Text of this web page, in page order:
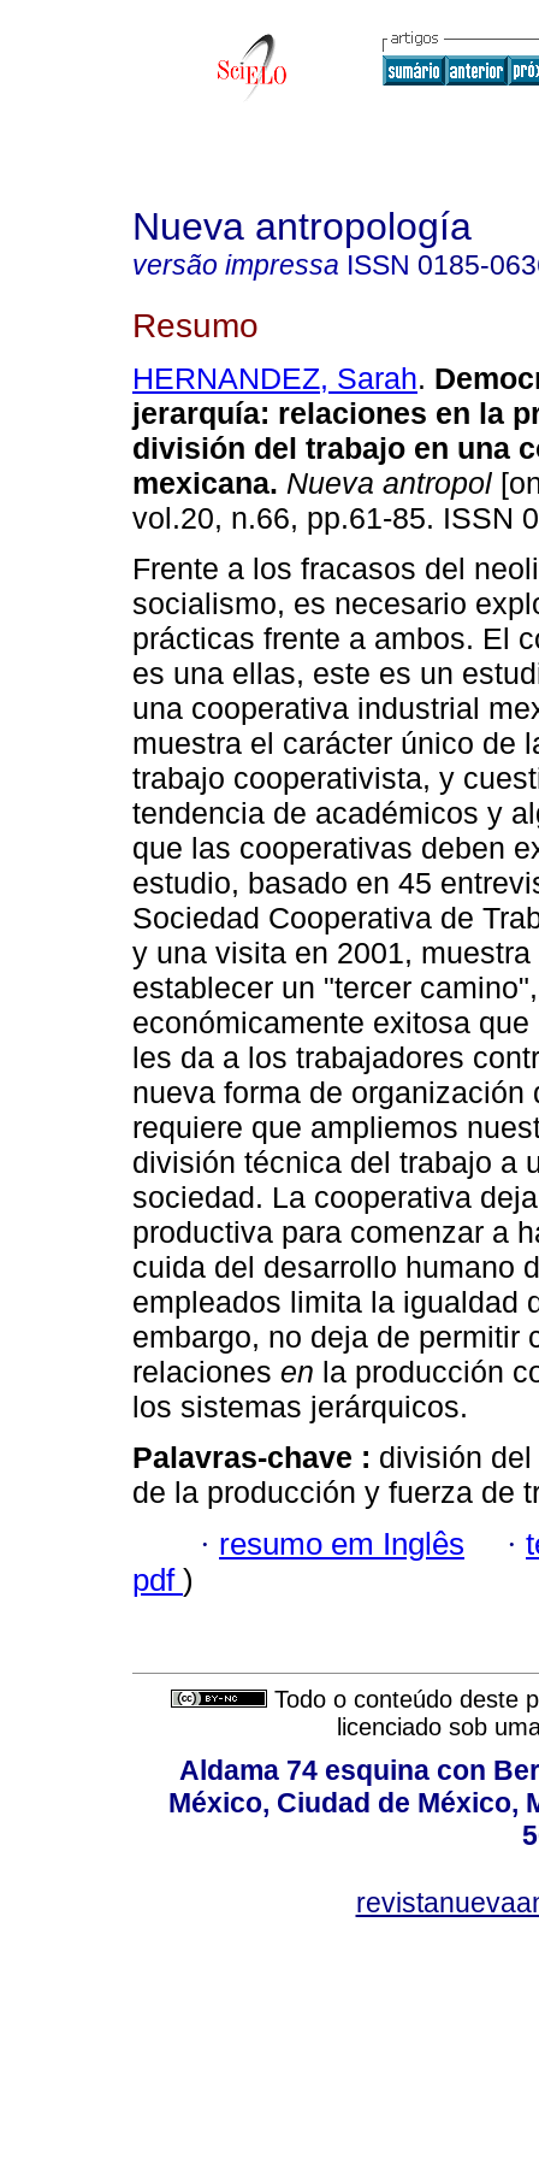
Nueva antropología
versão impressa ISSN 0185-
Resumo
HERNANDEZ, Sarah.
jerarquía: relaciones en la
división del trabajo en una
mexicana. Nueva antropol
vol.20, n.66, pp.61-85. ISSN
Frente a los fracasos del
socialismo, es necesario
prácticas frente a ambos. El
es una ellas, este es un
una cooperativa industrial
muestra el carácter único de
trabajo cooperativista, y
tendencia de académicos y
que las cooperativas deben
estudio, basado en 45
Sociedad Cooperativa de
y una visita en 2001,
establecer un "tercer
económicamente exitosa
les da a los trabajadores
nueva forma de
requiere que ampliemos
división técnica del trabajo a
sociedad. La cooperativa
productiva para comenzar a
cuida del desarrollo humano
empleados limita la igualdad
embargo, no deja de permitir
relaciones en la producción
los sistemas jerárquicos.
Palavras-chave : división
de la producción y fuerza de
· resumo em Inglês ·
pdf )
Todo o conteúdo deste
licenciado sob
Aldama 74 esquina con
México, Ciudad de México,